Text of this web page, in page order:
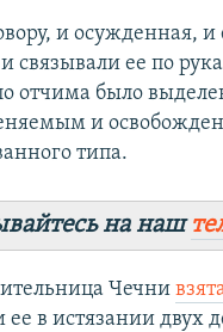
и осужденная,
связывали ее по
отчима было
и
типа.
на наш
Чечни
ее в истязании двух